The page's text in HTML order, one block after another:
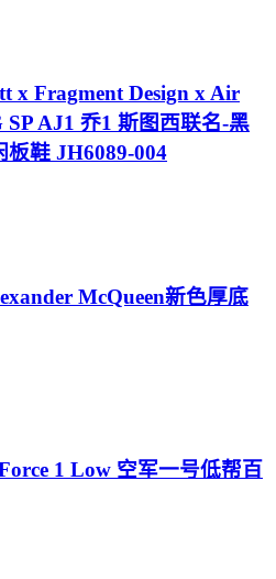
x Fragment Design x Air
AJ1 乔1 斯图西联名-黑
板鞋 JH6089-004
McQueen新色厚底
1 Low 空军一号低帮百